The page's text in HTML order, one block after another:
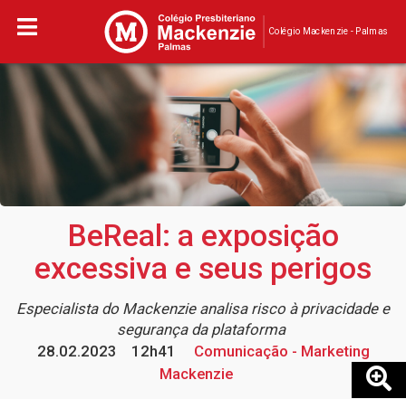
Colégio Mackenzie - Palmas
BeReal: a exposição
excessiva e seus perigos
Especialista do Mackenzie analisa risco à privacidade e
segurança da plataforma
28.02.2023
12h41
Comunicação - Marketing
Mackenzie